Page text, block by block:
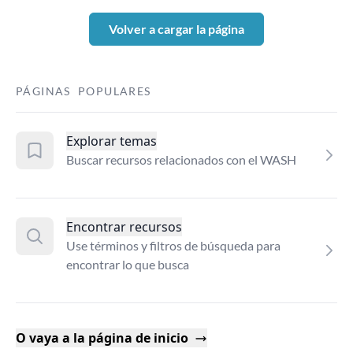
Volver a cargar la página
PÁGINAS POPULARES
Explorar temas
Buscar recursos relacionados con el WASH
Encontrar recursos
Use términos y filtros de búsqueda para
encontrar lo que busca
O vaya a la página de inicio